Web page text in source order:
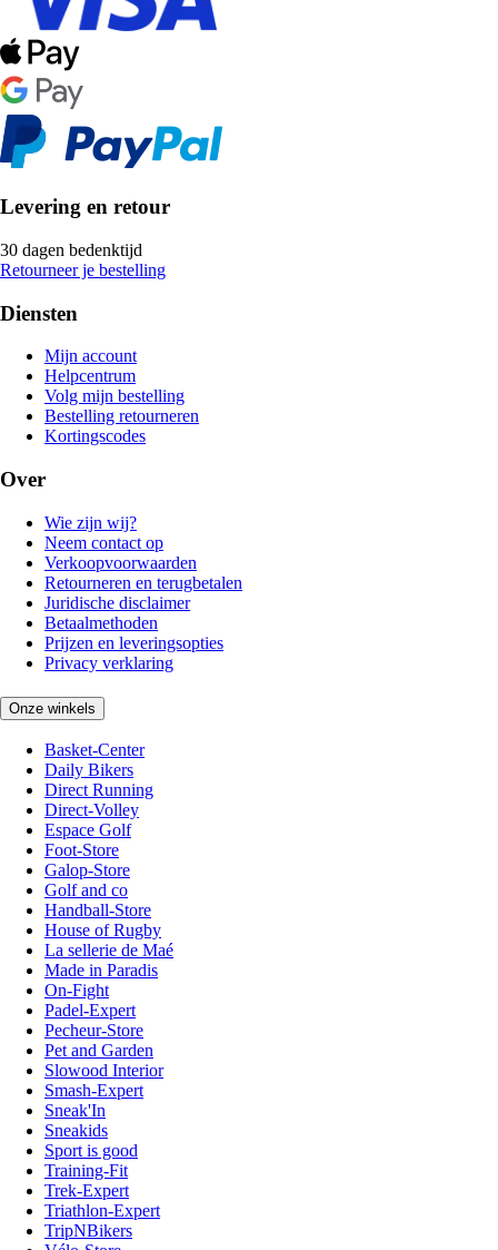
Levering en retour
30 dagen bedenktijd
Retourneer je bestelling
Diensten
Mijn account
Helpcentrum
Volg mijn bestelling
Bestelling retourneren
Kortingscodes
Over
Wie zijn wij?
Neem contact op
Verkoopvoorwaarden
Retourneren en terugbetalen
Juridische disclaimer
Betaalmethoden
Prijzen en leveringsopties
Privacy verklaring
Onze winkels
Basket-Center
Daily Bikers
Direct Running
Direct-Volley
Espace Golf
Foot-Store
Galop-Store
Golf and co
Handball-Store
House of Rugby
La sellerie de Maé
Made in Paradis
On-Fight
Padel-Expert
Pecheur-Store
Pet and Garden
Slowood Interior
Smash-Expert
Sneak'In
Sneakids
Sport is good
Training-Fit
Trek-Expert
Triathlon-Expert
TripNBikers